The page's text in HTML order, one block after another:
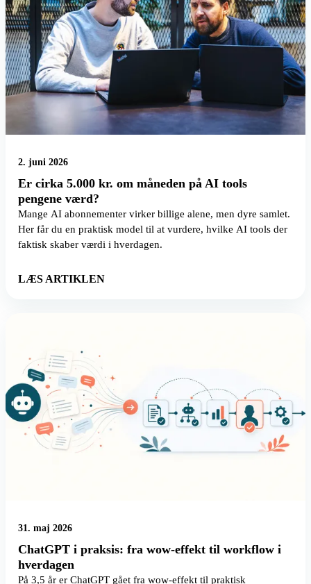
2. juni 2026
Er cirka 5.000 kr. om måneden på AI tools
pengene værd?
Mange AI abonnementer virker billige alene, men dyre samlet.
Her får du en praktisk model til at vurdere, hvilke AI tools der
faktisk skaber værdi i hverdagen.
LÆS ARTIKLEN
31. maj 2026
ChatGPT i praksis: fra wow-effekt til workflow i
hverdagen
På 3,5 år er ChatGPT gået fra wow-effekt til praktisk